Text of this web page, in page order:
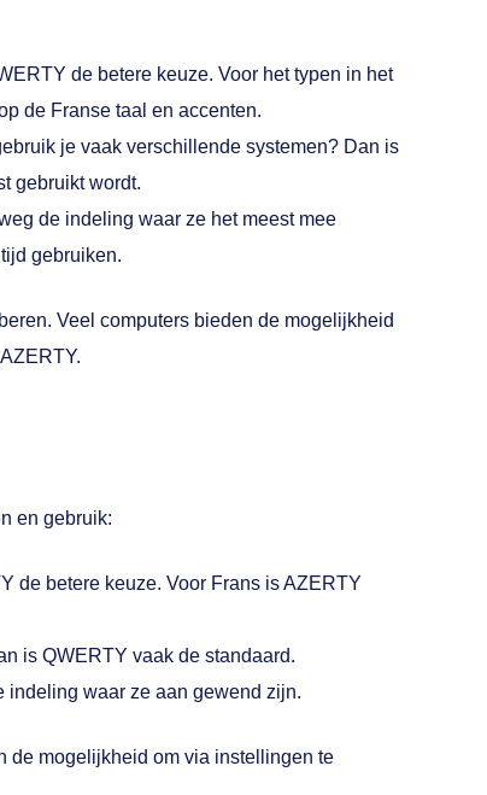
de betere keuze. Voor het typen in het
de Franse taal en accenten.
je vaak verschillende systemen? Dan is
gebruikt wordt.
de indeling waar ze het meest mee
gebruiken.
Veel computers bieden de mogelijkheid
en gebruik:
de betere keuze. Voor Frans is AZERTY
is QWERTY vaak de standaard.
indeling waar ze aan gewend zijn.
de mogelijkheid om via instellingen te